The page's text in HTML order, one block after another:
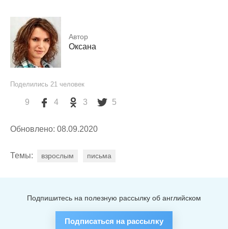
Автор
Оксана
Поделились 21 человек
9 4 3 5
Обновлено: 08.09.2020
Темы: взрослым письма
Подпишитесь на полезную рассылку об английском
Подписаться на рассылку